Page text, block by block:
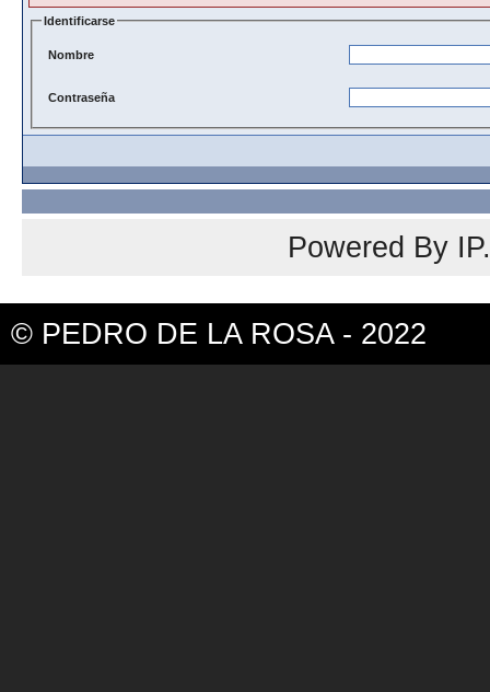
Identificarse
Nombre
Contraseña
Powered By
© PEDRO DE LA ROSA - 2022